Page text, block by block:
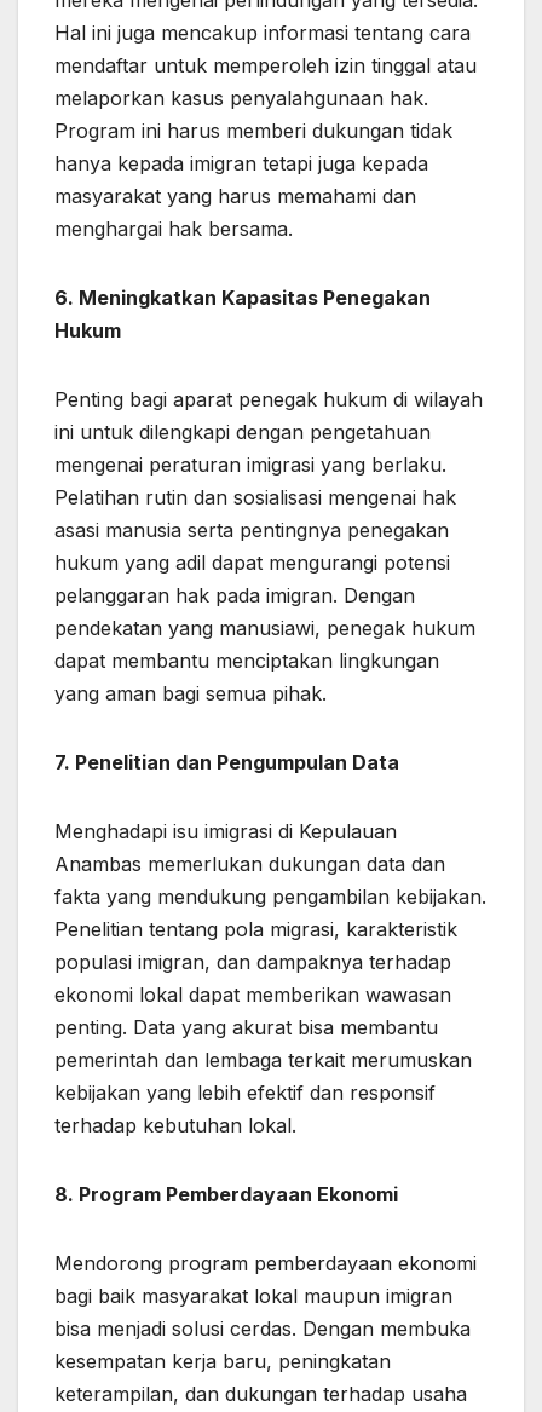
Hal ini juga mencakup informasi tentang cara
mendaftar untuk memperoleh izin tinggal atau
melaporkan kasus penyalahgunaan hak.
Program ini harus memberi dukungan tidak
hanya kepada imigran tetapi juga kepada
masyarakat yang harus memahami dan
menghargai hak bersama.
6. Meningkatkan Kapasitas Penegakan
Hukum
Penting bagi aparat penegak hukum di wilayah
ini untuk dilengkapi dengan pengetahuan
mengenai peraturan imigrasi yang berlaku.
Pelatihan rutin dan sosialisasi mengenai hak
asasi manusia serta pentingnya penegakan
hukum yang adil dapat mengurangi potensi
pelanggaran hak pada imigran. Dengan
pendekatan yang manusiawi, penegak hukum
dapat membantu menciptakan lingkungan
yang aman bagi semua pihak.
7. Penelitian dan Pengumpulan Data
Menghadapi isu imigrasi di Kepulauan
Anambas memerlukan dukungan data dan
fakta yang mendukung pengambilan kebijakan.
Penelitian tentang pola migrasi, karakteristik
populasi imigran, dan dampaknya terhadap
ekonomi lokal dapat memberikan wawasan
penting. Data yang akurat bisa membantu
pemerintah dan lembaga terkait merumuskan
kebijakan yang lebih efektif dan responsif
terhadap kebutuhan lokal.
8. Program Pemberdayaan Ekonomi
Mendorong program pemberdayaan ekonomi
bagi baik masyarakat lokal maupun imigran
bisa menjadi solusi cerdas. Dengan membuka
kesempatan kerja baru, peningkatan
keterampilan, dan dukungan terhadap usaha